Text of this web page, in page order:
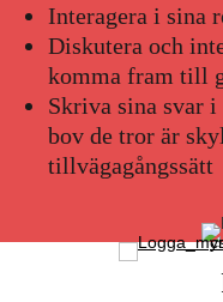
Interagera i sina
Diskutera och
komma fram till
Skriva sina svar
bov de tror är
tillvägagångssätt